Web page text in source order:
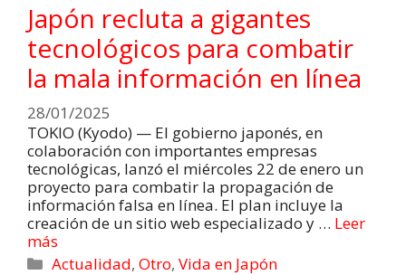
Japón recluta a gigantes
tecnológicos para combatir
la mala información en línea
28/01/2025
TOKIO (Kyodo) — El gobierno japonés, en
colaboración con importantes empresas
tecnológicas, lanzó el miércoles 22 de enero un
proyecto para combatir la propagación de
información falsa en línea. El plan incluye la
creación de un sitio web especializado y … Leer
más
Actualidad,Otro,Vida en Japón